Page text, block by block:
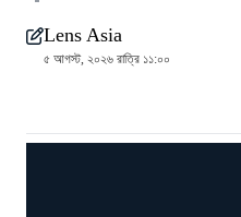
Lens Asia
৫ আগস্ট, ২০২৬ রাত্রি ১১:০০